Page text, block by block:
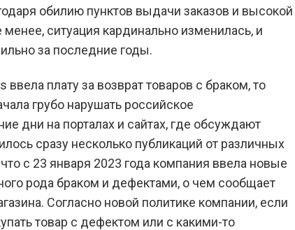
обилию пунктов выдачи заказов и высокой
ситуация кардинально изменилась, и
за последние годы.
плату за возврат товаров с браком, то
грубо нарушать российское
дни на порталах и сайтах, где обсуждают
сразу несколько публикаций от различных
с 23 января 2023 года компания ввела новые
рода браком и дефектами, о чем сообщает
Согласно новой политике компании, если
товар с дефектом или с какими-то